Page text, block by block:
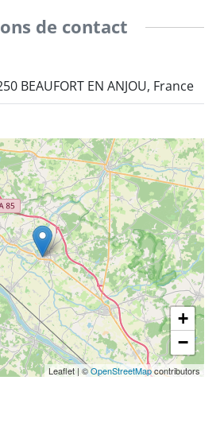
de contact
BEAUFORT EN ANJOU, France
+
−
Leaflet | ©OpenStreetMapcontributors